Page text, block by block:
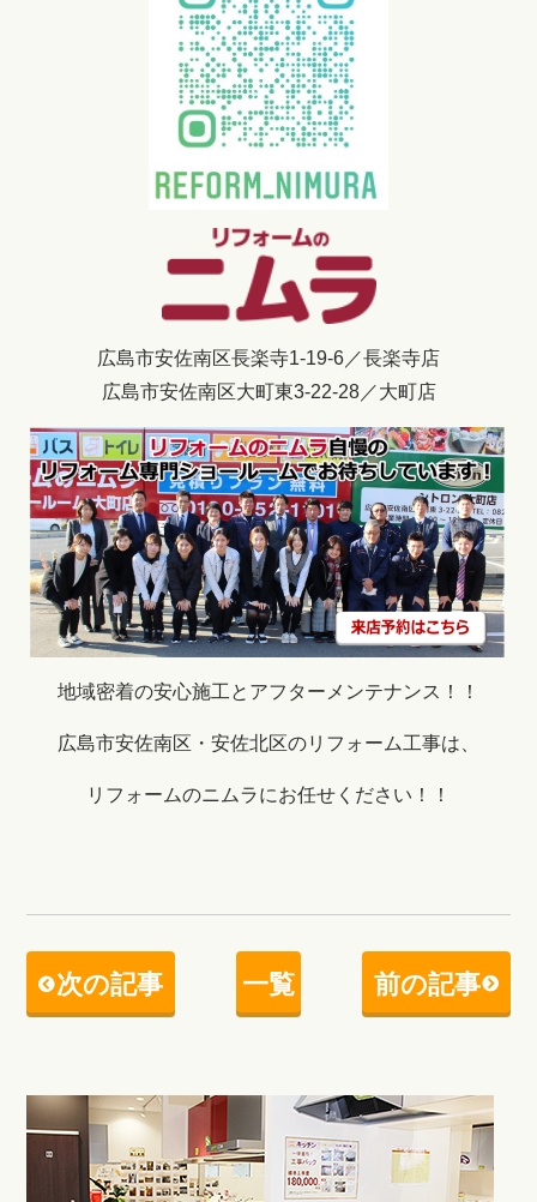
広島市安佐南区長楽寺1-19-6／長楽寺店
広島市安佐南区大町東3-22-28／大町店
地域密着の安心施工とアフターメンテナンス！！
広島市安佐南区・安佐北区のリフォーム工事は、
リフォームのニムラにお任せください！！
次の記事 一覧 前の記事